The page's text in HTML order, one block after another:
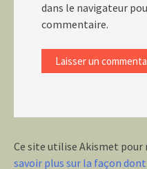
dans le navigateur
commentaire.
Ce site utilise Akismet pour
savoir plus sur la façon dont